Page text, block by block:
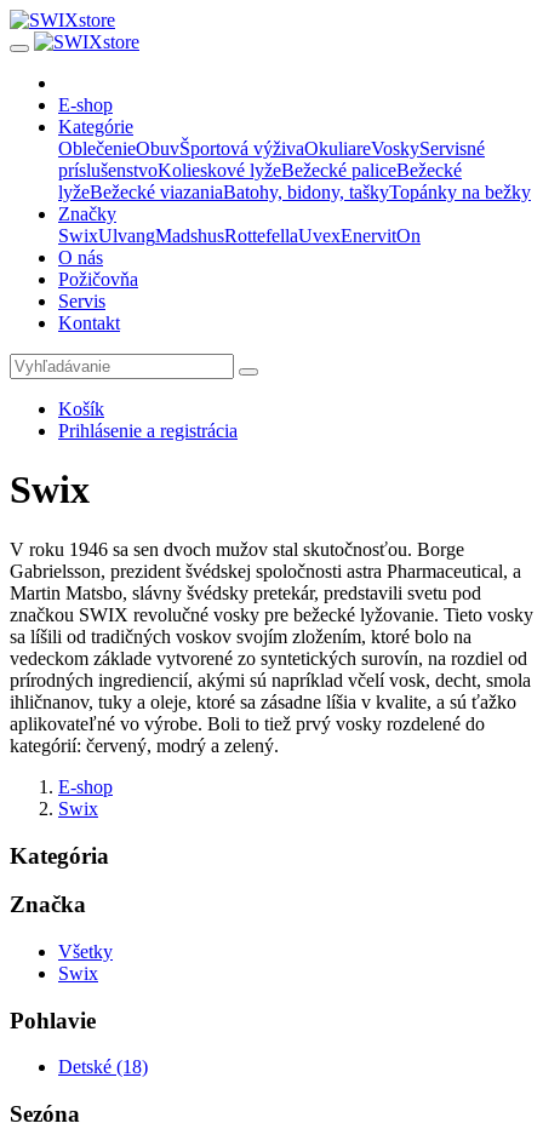
E-shop
Kategórie
OblečenieObuvŠportová výživaOkuliareVoskyServisné
príslušenstvoKolieskové lyžeBežecké paliceBežecké
lyžeBežecké viazaniaBatohy, bidony, taškyTopánky na bežky
Značky
SwixUlvangMadshusRottefellaUvexEnervitOn
O nás
Požičovňa
Servis
Kontakt
Košík
Prihlásenie a registrácia
Swix
V roku 1946 sa sen dvoch mužov stal skutočnosťou. Borge
Gabrielsson, prezident švédskej spoločnosti astra Pharmaceutical, a
Martin Matsbo, slávny švédsky pretekár, predstavili svetu pod
značkou SWIX revolučné vosky pre bežecké lyžovanie. Tieto vosky
sa líšili od tradičných voskov svojím zložením, ktoré bolo na
vedeckom základe vytvorené zo syntetických surovín, na rozdiel od
prírodných ingrediencií, akými sú napríklad včelí vosk, decht, smola
ihličnanov, tuky a oleje, ktoré sa zásadne líšia v kvalite, a sú ťažko
aplikovateľné vo výrobe. Boli to tiež prvý vosky rozdelené do
kategórií: červený, modrý a zelený.
E-shop
Swix
Kategória
Značka
Všetky
Swix
Pohlavie
Detské (18)
Sezóna